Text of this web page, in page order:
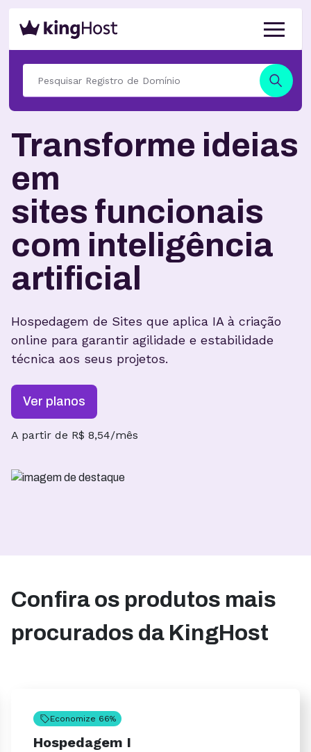
Transforme ideias
em
sites funcionais
com inteligência
artificial
Hospedagem de Sites que aplica IA à criação
online para garantir agilidade e estabilidade
técnica aos seus projetos.
Ver planos
A partir de R$ 8,54/mês
Confira os produtos mais
procurados da KingHost
Economize 66%
Hospedagem I